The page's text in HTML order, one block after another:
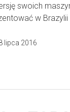
swoich
w Brazylii
lipca 2016